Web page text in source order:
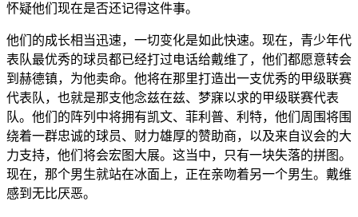
怀疑他们现在是否还记得这件事。
他们的成长相当迅速，一切变化是如此快速。现在，青少年代
表队最优秀的球员都已经打过电话给戴维了，他们都愿意转会
到赫德镇，为他卖命。他将在那里打造出一支优秀的甲级联赛
代表队，也就是那支他念兹在兹、梦寐以求的甲级联赛代表
队。他们的阵列中将拥有凯文、菲利普、利特，他们周围将围
绕着一群忠诚的球员、财力雄厚的赞助商，以及来自议会的大
力支持，他们将会宏图大展。这当中，只有一块失落的拼图。
现在，那个男生就站在冰面上，正在亲吻着另一个男生。戴维
感到无比厌恶。